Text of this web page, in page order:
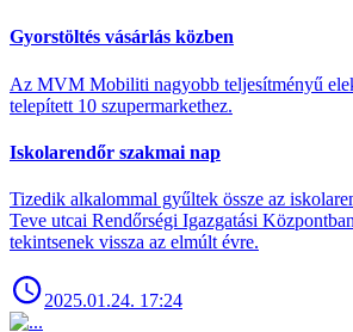
Gyorstöltés vásárlás közben
Az MVM Mobiliti nagyobb teljesítményű
telepített 10 szupermarkethez.
Iskolarendőr szakmai nap
Tizedik alkalommal gyűltek össze az
Teve utcai Rendőrségi Igazgatási
tekintsenek vissza az elmúlt évre.
2025.01.24. 17:24